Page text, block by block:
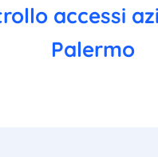
accessi
Palermo